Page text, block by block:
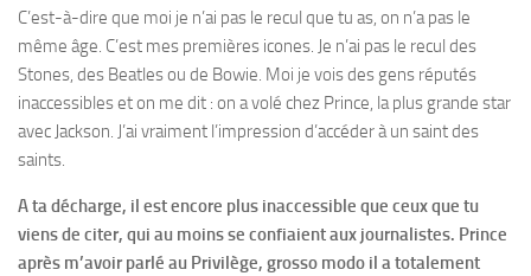
C’est-à-dire que moi je n’ai pas le recul que tu as, on n’a pas le
même âge. C’est mes premières icones. Je n’ai pas le recul des
Stones, des Beatles ou de Bowie. Moi je vois des gens réputés
inaccessibles et on me dit : on a volé chez Prince, la plus grande star
avec Jackson. J’ai vraiment l’impression d’accéder à un saint des
saints.
A ta décharge, il est encore plus inaccessible que ceux que tu
viens de citer, qui au moins se confiaient aux journalistes. Prince
après m’avoir parlé au Privilège, grosso modo il a totalement